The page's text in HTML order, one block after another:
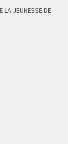
LA JEUNESSE DE